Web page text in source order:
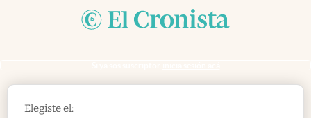
Elegiste el: